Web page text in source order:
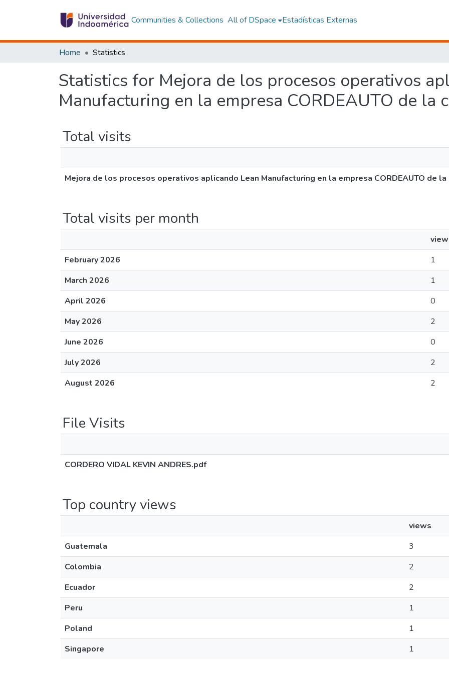
Communities & Collections All of DSpace Estadísticas Externas
Home Statistics
Statistics for Mejora de los procesos operativos
Manufacturing en la empresa CORDEAUTO de la
Total visits
Mejora de los procesos operativos aplicando Lean Manufacturing en la empresa CORDEAUTO de
Total visits per month
February 2026
1
March 2026
1
April 2026
0
May 2026
2
June 2026
0
July 2026
2
August 2026
2
File Visits
CORDERO VIDAL KEVIN ANDRES.pdf
Top country views
views
Guatemala
3
Colombia
2
Ecuador
2
Peru
1
Poland
1
Singapore
1